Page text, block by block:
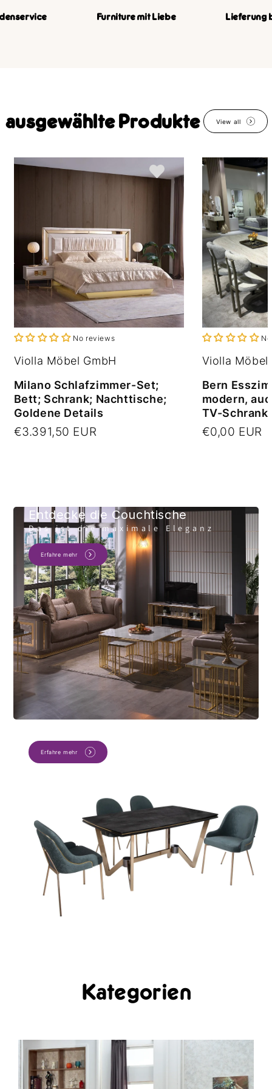
Furniture mit Liebe Lieferung
ausgewählte Produkte View all
No reviews
Violla Möbel GmbH
Milano Schlafzimmer-Set;
Bett; Schrank; Nachttische;
Goldene Details
€3.391,50 EUR
Violla Möbel
Bern
modern,
TV-Schrank
€0,00 EUR
Entdecke die Couchtische
Das ist die maximale Eleganz
Erfahre mehr
Erfahre mehr
Kategorien